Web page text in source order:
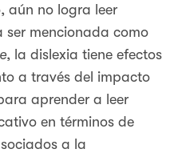
aún no logra leer
ser mencionada como
, la dislexia tiene efectos
a través del impacto
aprender a leer
en términos de
a la